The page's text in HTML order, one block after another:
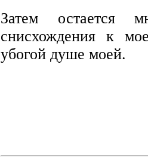
Затем остается
снисхождения к
убогой душе моей.